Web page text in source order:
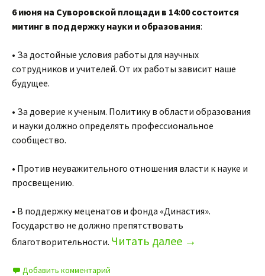
6 июня на Суворовской площади в 14:00 состоится
митинг в поддержку науки и образования:
• За достойные условия работы для научных
сотрудников и учителей. От их работы зависит наше
будущее.
• За доверие к ученым. Политику в области образования
и науки должно определять профессиональное
сообщество.
• Против неуважительного отношения власти к науке и
просвещению.
• В поддержку меценатов и фонда «Династия».
Государство не должно препятствовать
благотворительности. Читать далее →
Добавить комментарий